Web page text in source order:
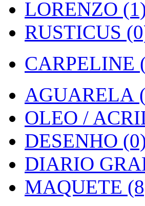
LORENZO
RUSTICUS
CARPELINE
AGUARELA
OLEO /
DESENHO
DIARIO
MAQUETE